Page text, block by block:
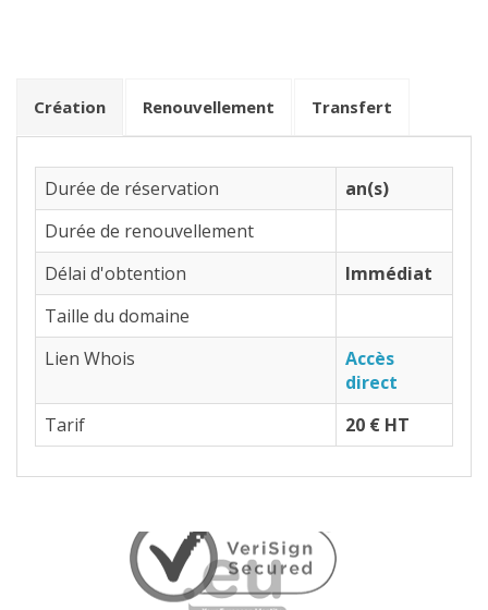
Création Renouvellement Transfert
Durée de réservation
an(s)
Durée de renouvellement
Délai d'obtention
Immédiat
Taille du domaine
Lien Whois
Accès
direct
Tarif
20 € HT